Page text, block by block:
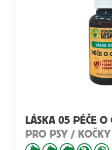
LÁSKA 05 PÉČE O
PRO PSY /